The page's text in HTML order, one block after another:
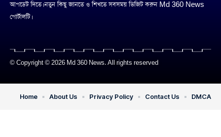
আপডেট দিতে। নতুন কিছু জানতে ও শিখতে সবসময় ভিজিট করুন Md 360 News
পোর্টালটি।
© Copyright © 2026 Md 360 News. All rights reserved
Home About Us Privacy Policy Contact Us DMCA